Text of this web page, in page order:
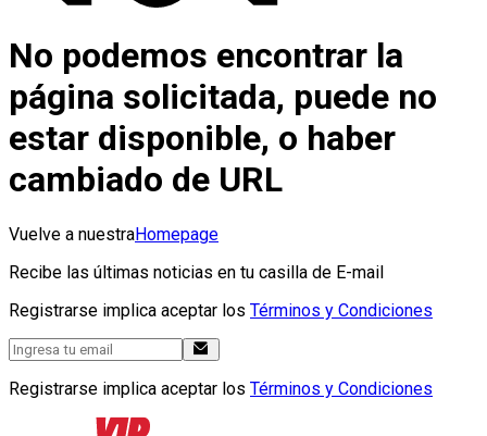
No podemos encontrar la
página solicitada, puede no
estar disponible, o haber
cambiado de URL
Vuelve a nuestraHomepage
Recibe las últimas noticias en tu casilla de E-mail
Registrarse implica aceptar los Términos y Condiciones
Registrarse implica aceptar los Términos y Condiciones